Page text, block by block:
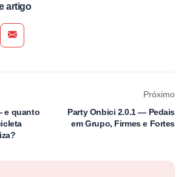
artigo
on LinkedIn
Share via Email
e quanto
Próximo
Party Onbici 2.0.1 — Pedais
em Grupo, Firmes e Fortes